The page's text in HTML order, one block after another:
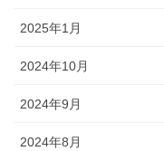
2025年1月
2024年10月
2024年9月
2024年8月